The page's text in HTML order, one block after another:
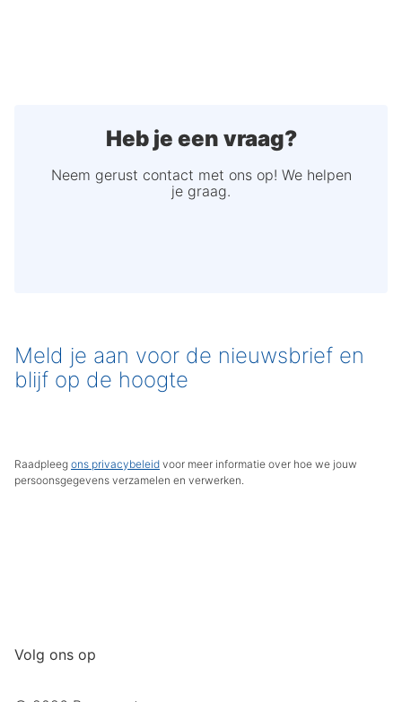
Heb je een vraag?
Neem gerust contact met ons op! We helpen
je graag.
Meld je aan voor de nieuwsbrief en
blijf op de hoogte
Raadpleeg ons privacybeleid voor meer informatie over hoe we jouw
persoonsgegevens verzamelen en verwerken.
Volg ons op